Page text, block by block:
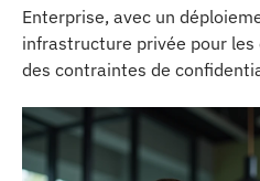
Enterprise, avec un
infrastructure privée pour
des contraintes de